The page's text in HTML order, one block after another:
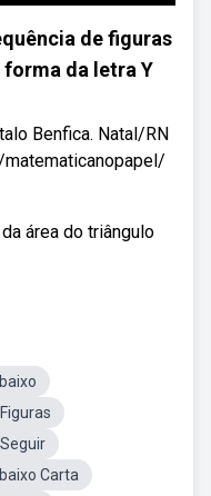
de figuras
da letra Y
Benfica. Natal/RN
área do triângulo
Carta